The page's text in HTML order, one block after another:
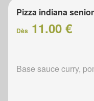
Pizza indiana senior
Dès 11.00 €
Base sauce curry,